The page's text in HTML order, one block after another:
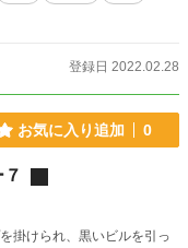
登録日 2022.02.28
お気に入り追加 0
掛けられ、黒いビルを引っ